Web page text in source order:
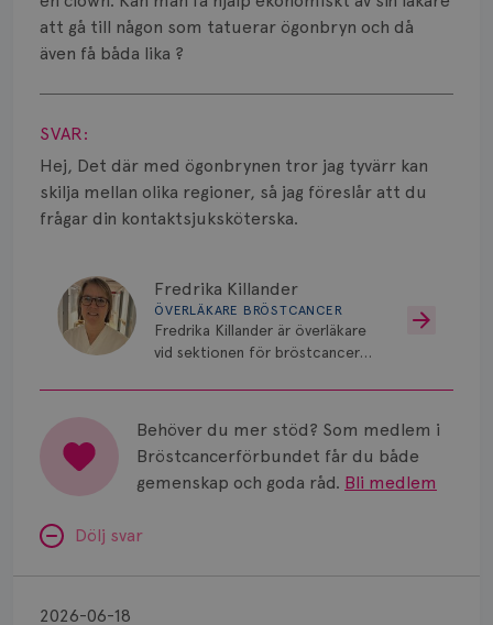
att gå till någon som tatuerar ögonbryn och då
även få båda lika ?
Visa svar
SVAR:
Hej, Det där med ögonbrynen tror jag tyvärr kan
skilja mellan olika regioner, så jag föreslår att du
frågar din kontaktsjuksköterska.
Fredrika Killander
ÖVERLÄKARE BRÖSTCANCER
Fredrika Killander är överläkare
vid sektionen för bröstcancer
Malmö/Lund.
Behöver du mer stöd? Som medlem i
Bröstcancerförbundet får du både
gemenskap och goda råd. Bli medlem
Dölj svar
2026-06-18
Spridd bröstcancer
Vätska